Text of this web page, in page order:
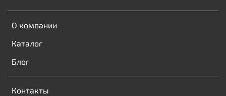
О компании
Каталог
Блог
Контакты